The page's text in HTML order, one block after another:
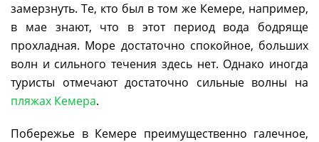
замерзнуть. Те, кто был в том же Кемере, например,
в мае знают, что в этот период вода бодряще
прохладная. Море достаточно спокойное, больших
волн и сильного течения здесь нет. Однако иногда
туристы отмечают достаточно сильные волны на
пляжах Кемера.
Побережье в Кемере преимущественно галечное,